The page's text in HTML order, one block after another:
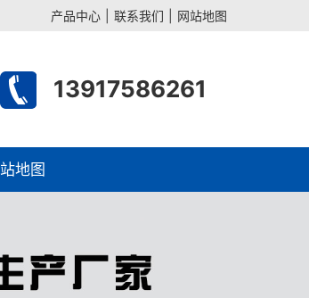
产品中心 联系我们 网站地图
13917586261
地图